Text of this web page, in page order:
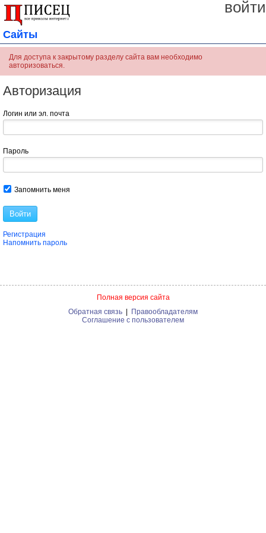
войти
Сайты
Для доступа к закрытому разделу сайта вам необходимо
авторизоваться.
Авторизация
Логин или эл. почта
Пароль
Запомнить меня
Войти
Регистрация
Напомнить пароль
Полная версия сайта
Обратная связь
Правообладателям
Соглашение с пользователем